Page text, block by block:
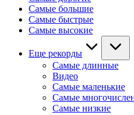
Самые большие
Самые быстрые
Самые высокие
Еще рекорды
Самые длинные
Видео
Самые маленькие
Самые
Самые низкие